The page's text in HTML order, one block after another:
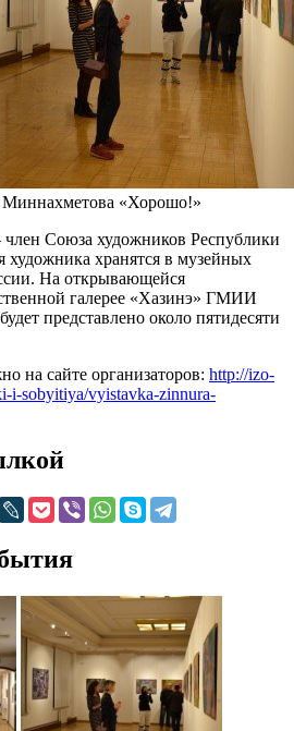
«Хорошо!»
Союза художников Республики
художника хранятся в музейных
На открывающейся
галерее «Хазинэ» ГМИИ
представлено около пятидесяти
на сайте организаторов: http://izo-
i-sobyitiya/vyistavka-zinnura-